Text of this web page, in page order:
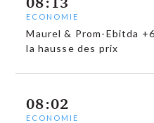
ECONOMIE
Maurel & Prom-Ebitda
la hausse des prix
08:02
ECONOMIE